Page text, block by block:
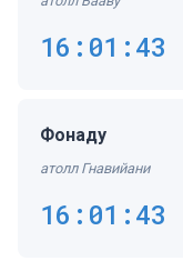
16:01:43
Фонаду
атолл Гнавийани
16:01:43